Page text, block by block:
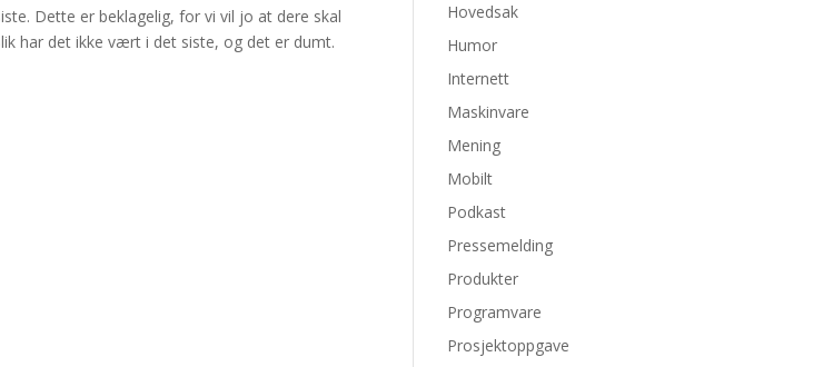
Dette er beklagelig, for vi vil jo at dere skal
har det ikke vært i det siste, og det er dumt.
Hovedsak
Humor
Internett
Maskinvare
Mening
Mobilt
Podkast
Pressemelding
Produkter
Programvare
Prosjektoppgave